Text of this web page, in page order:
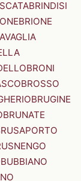
BRINDISI
BRIONE
BRONI
BROSSO
BRUGINE
BRUNATE
BUBBIANO